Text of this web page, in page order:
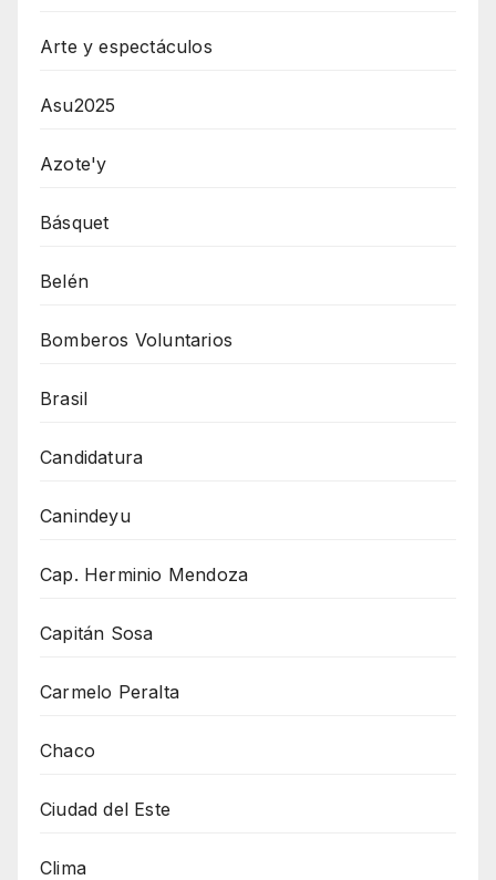
Arte y espectáculos
Asu2025
Azote'y
Básquet
Belén
Bomberos Voluntarios
Brasil
Candidatura
Canindeyu
Cap. Herminio Mendoza
Capitán Sosa
Carmelo Peralta
Chaco
Ciudad del Este
Clima